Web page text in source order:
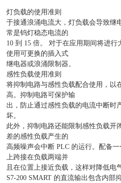
灯负载的使用准则
于接通浪涌电流大，灯负载会导致继
常是钨灯稳态电流的
10 到 15 倍。 对于在应用期间将进
使用可更换的插入式
继电器或浪涌限制器。
感性负载使用准则
将抑制电路与感性负载配合使用，以
高。抑制电路可保护输
出，防止通过感性负载的电流中断时
坏。
此外，抑制电路还能限制感性负载开
差的感性负载产生的
高频噪声会中断 PLC 的运行。配备
上跨接在负载两端并
且在位置上接近负载，这样对降低电
S7-200 SMART 的直流输出包含内部